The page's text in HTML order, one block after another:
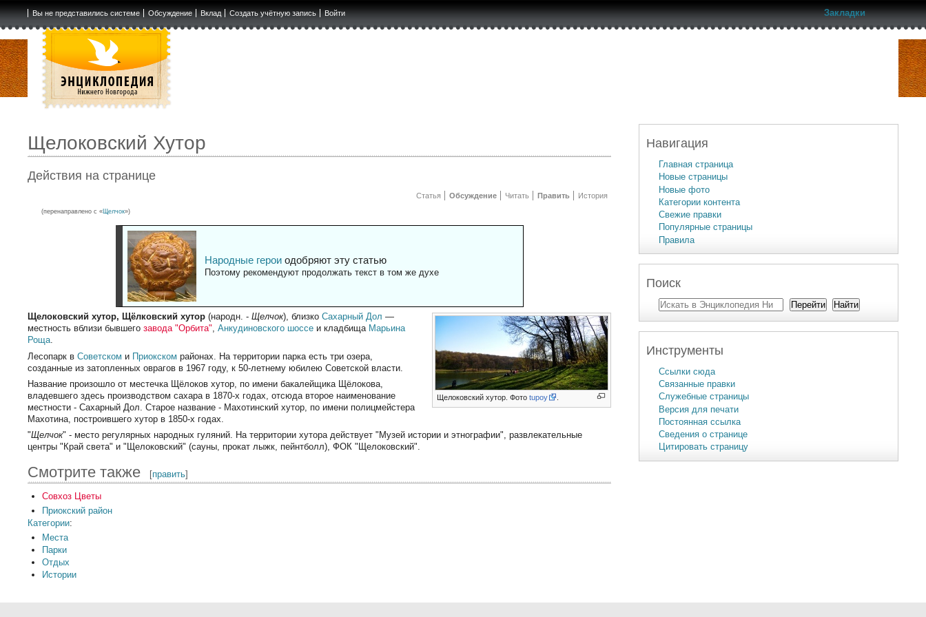
Вы не представились системе Обсуждение Вклад Создать учётную запись Войти Закладки
Щелоковский Хутор
Действия на странице
Статья Обсуждение Читать Править История
(перенаправлено с «Щелчок»)
Народные героиодобряют эту статью
Поэтому рекомендуют продолжать текст в том же духе
Щелоковский хутор. Фотоtupoy
Щелоковский хутор, Щёлковский хутор (народн. -Щелчок), близкоСахарный Дол —
местность вблизи бывшегозавода "Орбита",Анкудиновского шоссе и кладбища Марьина
Роща.
Лесопарк вСоветском и Приокском районах. На территории парка есть три озера,
созданные из затопленных оврагов в 1967 году, к 50-летнему юбилею Советской власти.
Название произошло от местечка Щёлоков хутор, по имени бакалейщика Щёлокова,
владевшего здесь производством сахара в 1870-х годах, отсюда второе наименование
местности - Сахарный Дол. Старое название - Махотинский хутор, по имени полицмейстера
Махотина, построившего хутор в 1850-х годах.
"Щелчок" - место регулярных народных гуляний. На территории хутора действует "Музей истории и этнографии", развлекательные
центры "Край света" и "Щелоковский" (сауны, прокат лыжк, пейнтболл), ФОК "Щелоковский".
Смотрите также [править]
Совхоз Цветы
Приокский район
Категории:
Места
Парки
Отдых
Истории
Навигация
Главная страница
Новые страницы
Новые фото
Категории контента
Свежие правки
Популярные страницы
Правила
Поиск
Инструменты
Ссылки сюда
Связанные правки
Служебные страницы
Версия для печати
Постоянная ссылка
Сведения о странице
Цитировать страницу